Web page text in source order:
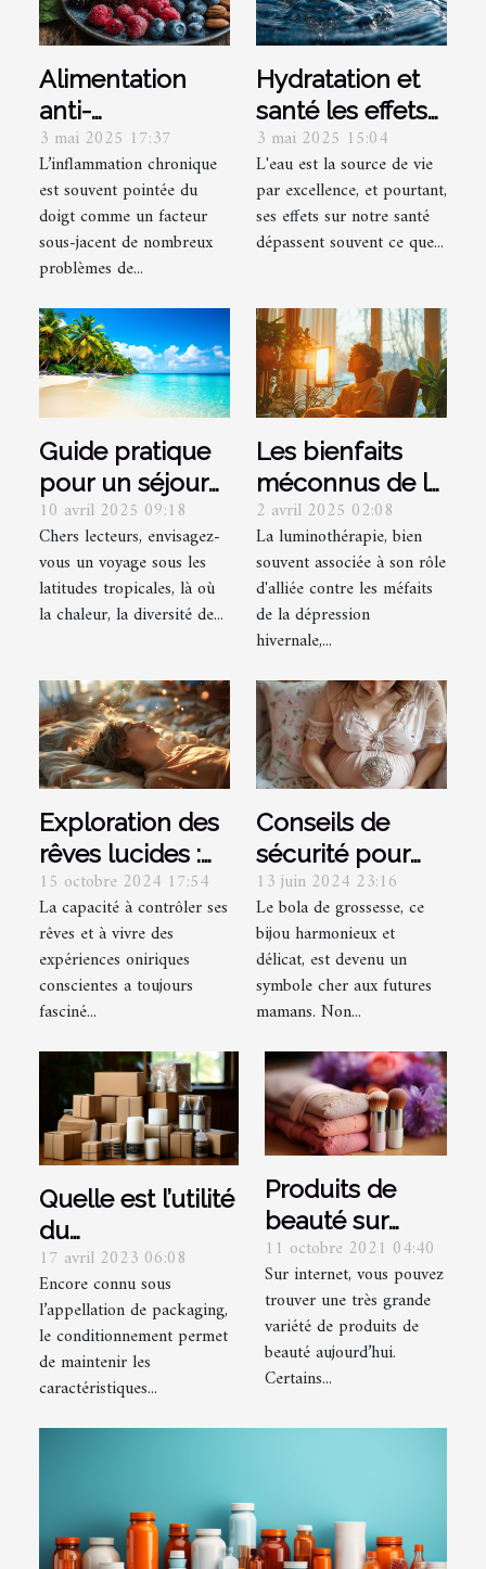
Alimentation
anti-
inflammatoire
quels aliments
privilégier pour
réduire
l'inflammation
3 mai 2025 17:37
L’inflammation chronique
est souvent pointée du
doigt comme un facteur
sous-jacent de nombreux
problèmes de...
Hydratation et
santé les effets
méconnus de
l'eau sur le bien-
être physique et
mental
3 mai 2025 15:04
L'eau est la source de vie
par excellence, et pourtant,
ses effets sur notre santé
dépassent souvent ce que...
Guide pratique
pour un séjour
sécurisé et
serein en milieu
tropical
10 avril 2025 09:18
Chers lecteurs, envisagez-
vous un voyage sous les
latitudes tropicales, là où
la chaleur, la diversité de...
Les bienfaits
méconnus de la
luminothérapie
sur le trouble
affectif
saisonnier
2 avril 2025 02:08
La luminothérapie, bien
souvent associée à son rôle
d'alliée contre les méfaits
de la dépression
hivernale,...
Exploration des
rêves lucides :
techniques et
bénéfices
psychologiques
15 octobre 2024 17:54
La capacité à contrôler ses
rêves et à vivre des
expériences oniriques
conscientes a toujours
fasciné...
Conseils de
sécurité pour
porter un bola
de grossesse
pendant la
grossesse
13 juin 2024 23:16
Le bola de grossesse, ce
bijou harmonieux et
délicat, est devenu un
symbole cher aux futures
mamans. Non...
Quelle est l’utilité
du
conditionnement
d’un produit ?
17 avril 2023 06:08
Encore connu sous
l’appellation de packaging,
le conditionnement permet
de maintenir les
caractéristiques...
Produits de
beauté sur
internet :
pourquoi s’en
méfier ?
11 octobre 2021 04:40
Sur internet, vous pouvez
trouver une très grande
variété de produits de
beauté aujourd’hui.
Certains...